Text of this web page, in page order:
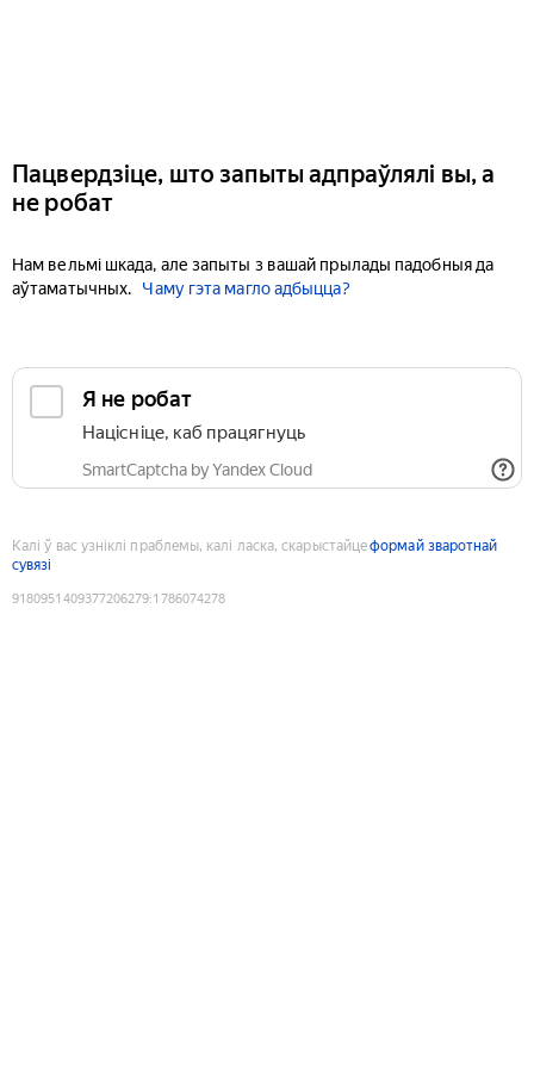
Пацвердзіце, што запыты адпраўлялі вы, а
не робат
Нам вельмі шкада, але запыты з вашай прылады падобныя да
аўтаматычных.
Чаму гэта магло адбыцца?
Я не робат
Націсніце, каб працягнуць
SmartCaptcha by Yandex Cloud
Калі ў вас узніклі праблемы, калі ласка, скарыстайцеформай зваротнай
сувязі
9180951409377206279:1786074278